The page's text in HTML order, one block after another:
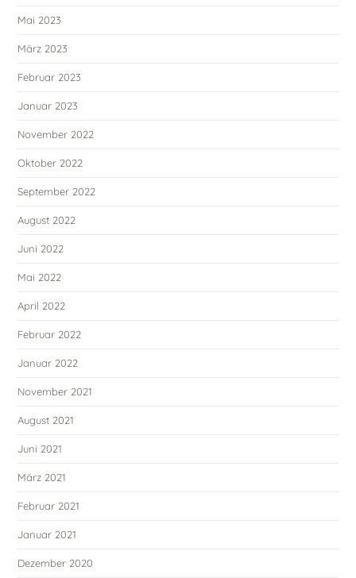
Mai 2023
März 2023
Februar 2023
Januar 2023
November 2022
Oktober 2022
September 2022
August 2022
Juni 2022
Mai 2022
April 2022
Februar 2022
Januar 2022
November 2021
August 2021
Juni 2021
März 2021
Februar 2021
Januar 2021
Dezember 2020